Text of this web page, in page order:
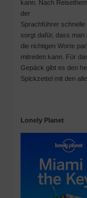
kann. Nach
der
Sprachführer schnelle
sorgt dafür, dass man
die richtigen Worte
mitreden kann. Für
Gepäck gibt es den
Spickzettel mit den
Lonely Planet